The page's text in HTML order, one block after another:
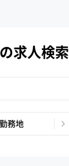
求人検索
勤務地